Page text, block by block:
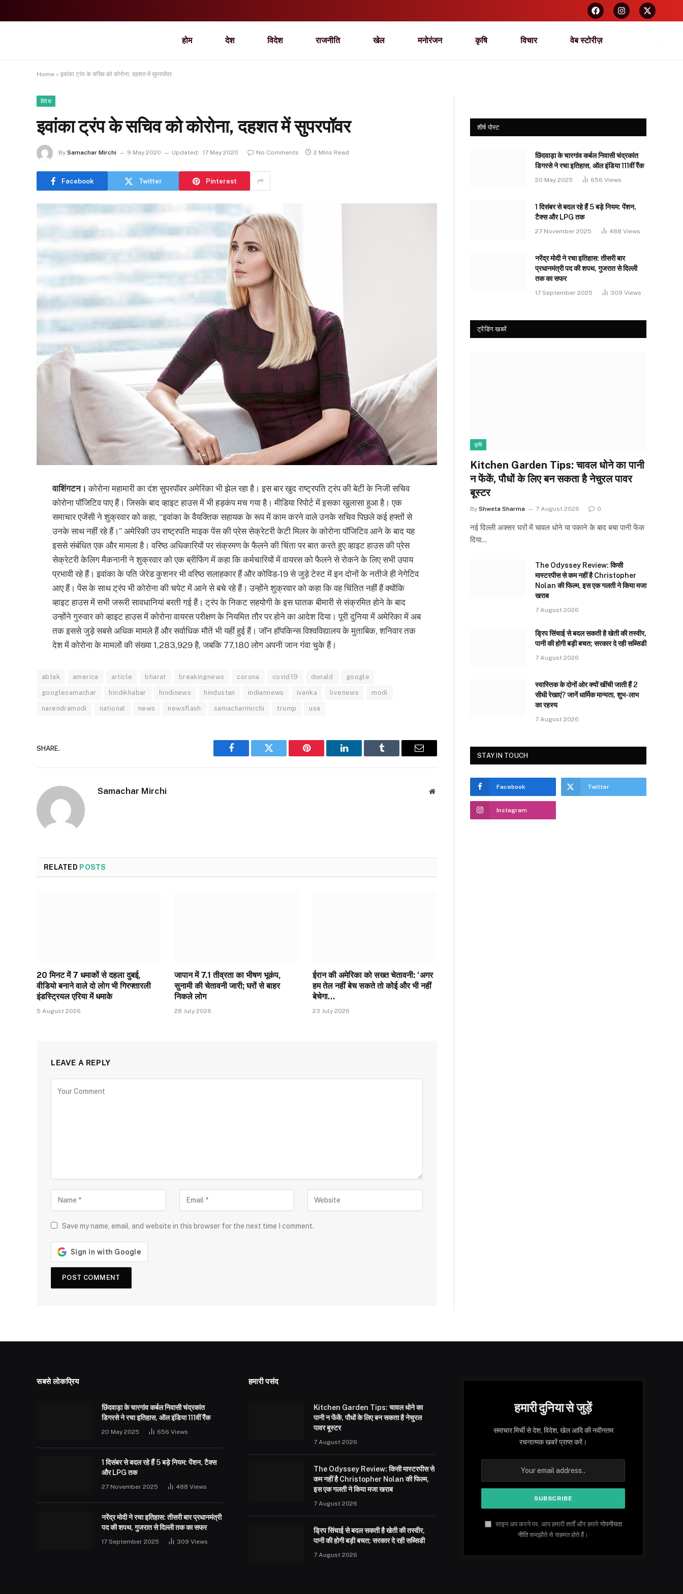
होम देश विदेश राजनीति खेल मनोरंजन कृषि विचार वेब स्टोरीज़
Home » इवांका ट्रंप के सचिव को कोरोना, दहशत में सुपरपॉवर
विदेश
इवांका ट्रंप के सचिव को कोरोना, दहशत में सुपरपॉवर
By Samachar Mirchi 9 May 2020 Updated: 17 May 2020 No Comments 2 Mins Read
Facebook Twitter Pinterest
वाशिंगटन।कोरोना महामारी का दंश सुपरपॉवर अमेरिका भी झेल रहा है। इस बार खुद राष्ट्रपति ट्रंप की बेटी के निजी सचिव
कोरोना पॉजिटिव पाए हैं। जिसके बाद व्हाइट हाउस में भी हड़कंप मच गया है। मीडिया रिपोर्ट में इसका खुलासा हुआ है। एक
समाचार एजेंसी ने शुक्रवार को कहा, “इवांका के वैयक्तिक सहायक के रूप में काम करने वाले उनके सचिव पिछले कई हफ्तों से
उनके साथ नहीं रहे हैं।” अमेरिकी उप राष्ट्रपति माइक पेंस की प्रेस सेक्रेटरी केटी मिलर के कोरोना पॉजिटिव आने के बाद यह
इससे संबंधित एक और मामला है। वरिष्ठ अधिकारियों पर संक्रमण के फैलने की चिंता पर बात करते हुए व्हाइट हाउस की प्रेस
सेक्रेटरी केलिग मैकनानी ने शुक्रवार को एक ब्रीफिंग में कहा कि कर्मचारियों में वायरस को फैलने से रोकने के लिए सभी उपाय
प्रभावी रहे हैं। इवांका के पति जेरेड कुशनर भी वरिष्ठ सलाहकार हैं और कोविड-19 से जुड़े टेस्ट में इन दोनों के नतीजे ही नेगेटिव
आए हैं। पेंस के साथ ट्रंप भी कोरोना की चपेट में आने से बचे रहे हैं। उन्होंने शुक्रवार को कहा कि वह चिंतित नहीं हैं क्योंकि
व्हाइट हाउस में सभी जरूरी सावधानियां बरती गई हैं। ट्रंप के निकट सहयोगी के इस घातक बीमारी से संक्रमित होने के बाद
उन्होंने गुरुवार को व्हाइट हाउस में कोरोना वायरस परीक्षण के नियमित तौर पर होने का आदेश दिया। पूरी दुनिया में अमेरिका में अब
तक इससे जुड़े सबसे अधिक मामले हैं और सर्वाधिक मौतें भी यहीं हुई हैं। जॉन हॉपकिन्स विश्वविद्यालय के मुताबिक, शनिवार तक
देश में कोरोना के मामलों की संख्या 1,283,929 है, जबकि 77,180 लोग अपनी जान गंवा चुके हैं।
abtak america article bharat breakingnews corona covid19 donald google
googlesamachar hindikhabar hindinews hindustan indiannews ivanka livenews modi
narendramodi national news newsflash samacharmirchi trump usa
SHARE.
Facebook Twitter Pinterest LinkedIn Tumblr Email
Samachar Mirchi Website
RELATED POSTS
20 मिनट में 7 धमाकों से दहला दुबई,
वीडियो बनाने वाले दो लोग भी गिरफ्तारली
इंडस्ट्रियल एरिया में धमाके
5 August 2026
जापान में 7.1 तीव्रता का भीषण भूकंप,
सुनामी की चेतावनी जारी; घरों से बाहर
निकले लोग
28 July 2026
ईरान की अमेरिका को सख्त चेतावनी: ‘अगर
हम तेल नहीं बेच सकते तो कोई और भी नहीं
बेचेगा…
23 July 2026
LEAVE A REPLY
Save my name, email, and website in this browser for the next time I comment.
शीर्ष पोस्ट
छिंदवाड़ा के चारगांव कर्बल निवासी चंद्रकांत
डिगरसे ने रचा इतिहास, ऑल इंडिया 111वीं रैंक
20 May 2025 656 Views
1 दिसंबर से बदल रहे हैं 5 बड़े नियम: पेंशन,
टैक्स और LPG तक
27 November 2025 488 Views
नरेंद्र मोदी ने रचा इतिहास: तीसरी बार
प्रधानमंत्री पद की शपथ, गुजरात से दिल्ली
तक का सफर
17 September 2025 309 Views
ट्रेंडिंग खबरें
कृषि
Kitchen Garden Tips: चावल धोने का पानी
न फेंकें, पौधों के लिए बन सकता है नेचुरल पावर
बूस्टर
By Shweta Sharma 7 August 2026 0
नई दिल्ली अक्सर घरों में चावल धोने या पकाने के बाद बचा पानी फेंक
दिया…
The Odyssey Review: किसी
मास्टरपीस से कम नहीं है Christopher
Nolan की फिल्म, इस एक गलती ने किया मजा
खराब
7 August 2026
ड्रिप सिंचाई से बदल सकती है खेती की तस्वीर,
पानी की होगी बड़ी बचत; सरकार दे रही सब्सिडी
7 August 2026
स्वास्तिक के दोनों ओर क्यों खींची जाती हैं 2
सीधी रेखाएं? जानें धार्मिक मान्यता, शुभ-लाभ
का रहस्य
7 August 2026
STAY IN TOUCH
Facebook Twitter
Instagram
सबसे लोकप्रिय
छिंदवाड़ा के चारगांव कर्बल निवासी चंद्रकांत
डिगरसे ने रचा इतिहास, ऑल इंडिया 111वीं रैंक
20 May 2025 656 Views
1 दिसंबर से बदल रहे हैं 5 बड़े नियम: पेंशन, टैक्स
और LPG तक
27 November 2025 488 Views
नरेंद्र मोदी ने रचा इतिहास: तीसरी बार प्रधानमंत्री
पद की शपथ, गुजरात से दिल्ली तक का सफर
17 September 2025 309 Views
हमारी पसंद
Kitchen Garden Tips: चावल धोने का
पानी न फेंकें, पौधों के लिए बन सकता है नेचुरल
पावर बूस्टर
7 August 2026
The Odyssey Review: किसी मास्टरपीस से
कम नहीं है Christopher Nolan की फिल्म,
इस एक गलती ने किया मजा खराब
7 August 2026
ड्रिप सिंचाई से बदल सकती है खेती की तस्वीर,
पानी की होगी बड़ी बचत; सरकार दे रही सब्सिडी
7 August 2026
हमारी दुनिया से जुड़ें
समाचार मिर्ची से देश, विदेश, खेल आदि की नवीनतम
रचनात्मक खबरें प्राप्त करें।
साइन अप करने पर, आप हमारी शर्तों और हमारे गोपनीयता
नीतिसमझौते से सहमत होते हैं।